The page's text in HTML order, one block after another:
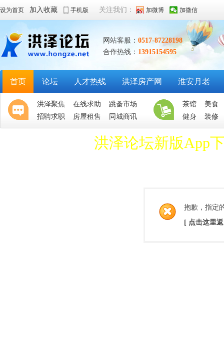
设为首页 加入收藏 手机版 关注我们： 加微博 加微信
网站客服： 0517-87228198
合作热线： 13915154595
首页 论坛 人才热线 洪泽房产网 淮安月老
洪泽聚焦 在线求助
跳蚤市场
招聘求职
房屋租售 同城商讯
茶馆
美食
健身
装修
洪泽论坛新版App
抱歉，指定
[ 点击这里